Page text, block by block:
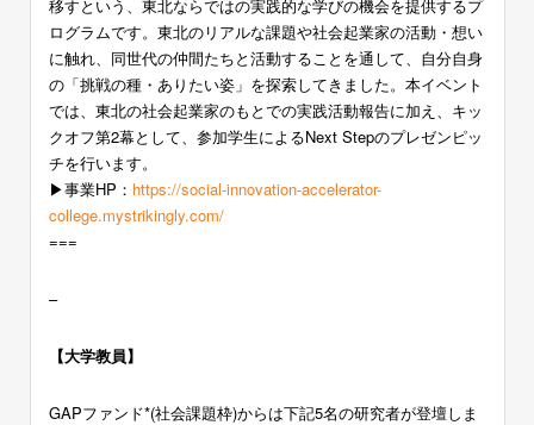
移すという、東北ならではの実践的な学びの機会を提供するプ
ログラムです。東北のリアルな課題や社会起業家の活動・想い
に触れ、同世代の仲間たちと活動することを通して、自分自身
の「挑戦の種・ありたい姿」を探索してきました。本イベント
では、東北の社会起業家のもとでの実践活動報告に加え、キッ
クオフ第2幕として、参加学生によるNext Stepのプレゼンピッ
チを行います。
▶︎事業HP： https://social-innovation-accelerator-
college.mystrikingly.com/
===
–
【大学教員】
GAPファンド*(社会課題枠)からは下記5名の研究者が登壇しま